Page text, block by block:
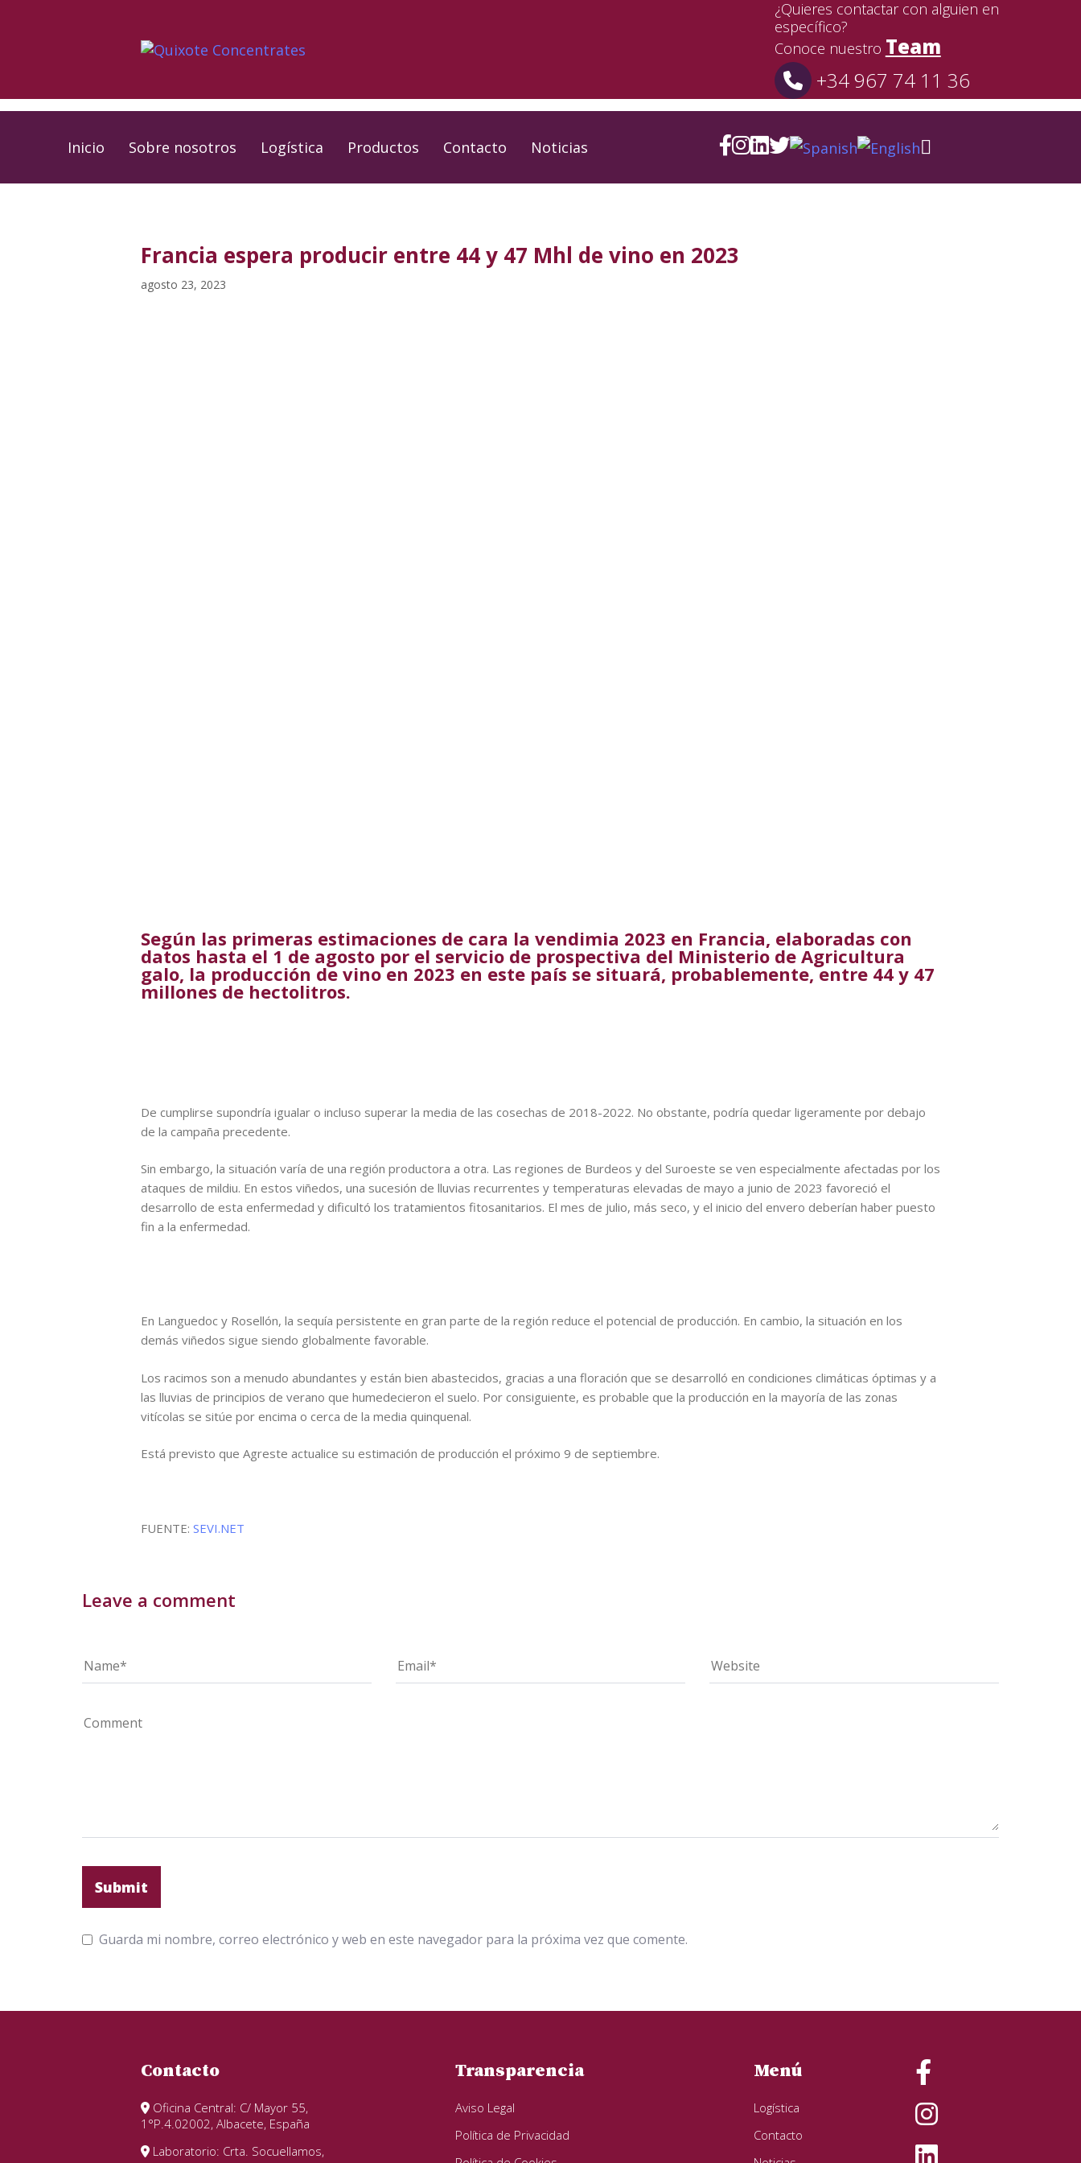
Skip
¿Quieres contactar con alguien en
específico?
Conoce nuestro Team
+34 967 74 11 36
Inicio Sobre nosotros Logística Productos Contacto Noticias
Francia espera producir entre 44 y 47 Mhl de vino en 2023
agosto 23, 2023
Según las primeras estimaciones de cara la vendimia 2023 en Francia, elaboradas con
datos hasta el 1 de agosto por el servicio de prospectiva del Ministerio de Agricultura
galo, la producción de vino en 2023 en este país se situará, probablemente, entre 44 y 47
millones de hectolitros.
De cumplirse supondría igualar o incluso superar la media de las cosechas de 2018-2022. No obstante, podría quedar ligeramente por debajo
de la campaña precedente.
Sin embargo, la situación varía de una región productora a otra. Las regiones de Burdeos y del Suroeste se ven especialmente afectadas por los
ataques de mildiu. En estos viñedos, una sucesión de lluvias recurrentes y temperaturas elevadas de mayo a junio de 2023 favoreció el
desarrollo de esta enfermedad y dificultó los tratamientos fitosanitarios. El mes de julio, más seco, y el inicio del envero deberían haber puesto
fin a la enfermedad.
En Languedoc y Rosellón, la sequía persistente en gran parte de la región reduce el potencial de producción. En cambio, la situación en los
demás viñedos sigue siendo globalmente favorable.
Los racimos son a menudo abundantes y están bien abastecidos, gracias a una floración que se desarrolló en condiciones climáticas óptimas y a
las lluvias de principios de verano que humedecieron el suelo. Por consiguiente, es probable que la producción en la mayoría de las zonas
vitícolas se sitúe por encima o cerca de la media quinquenal.
Está previsto que Agreste actualice su estimación de producción el próximo 9 de septiembre.
FUENTE: SEVI.NET
Leave a comment
Guarda mi nombre, correo electrónico y web en este navegador para la próxima vez que comente.
Contacto
Oficina Central: C/ Mayor 55,
1°P.4.02002, Albacete, España
Laboratorio: Crta. Socuellamos,
Transparencia
Aviso Legal
Política de Privacidad
Menú
Logística
Contacto